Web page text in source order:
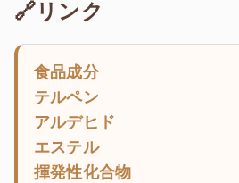
🔗リンク
食品成分
テルペン
アルデヒド
エステル
揮発性化合物